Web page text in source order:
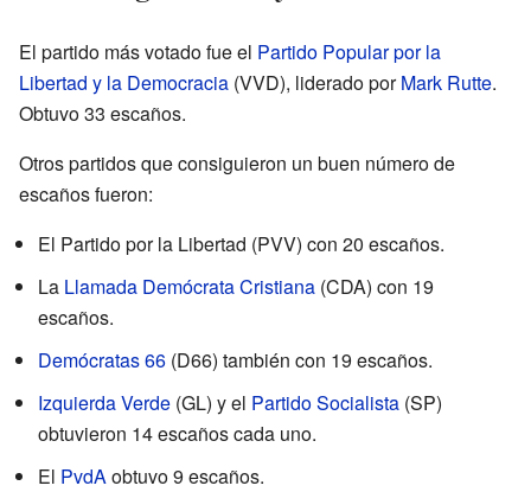
El partido más votado fue el Partido Popular por la
Libertad y la Democracia (VVD), liderado porMark Rutte.
Obtuvo 33 escaños.
Otros partidos que consiguieron un buen número de
escaños fueron:
El Partido por la Libertad (PVV) con 20 escaños.
La Llamada Demócrata Cristiana (CDA) con 19
escaños.
Demócratas 66 (D66) también con 19 escaños.
Izquierda Verde (GL) y el Partido Socialista (SP)
obtuvieron 14 escaños cada uno.
El PvdAobtuvo 9 escaños.